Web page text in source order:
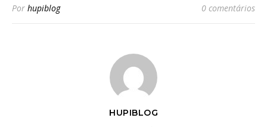
Por hupiblog 0 comentários
HUPIBLOG